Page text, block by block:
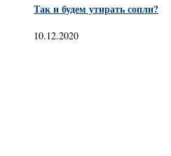
Так и будем утирать сопли?
10.12.2020